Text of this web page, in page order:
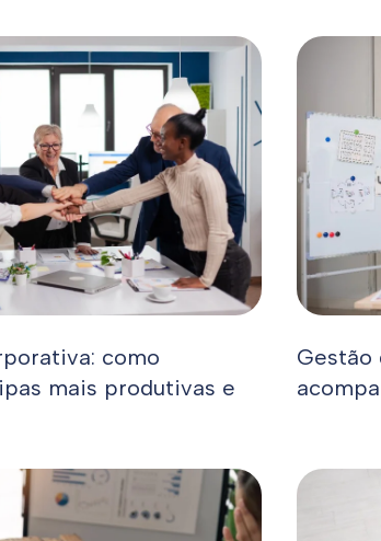
como
mais produtivas e
Gestão